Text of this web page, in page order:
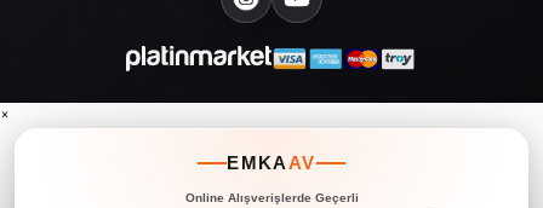
×
EMKAAV
Online Alışverişlerde Geçerli